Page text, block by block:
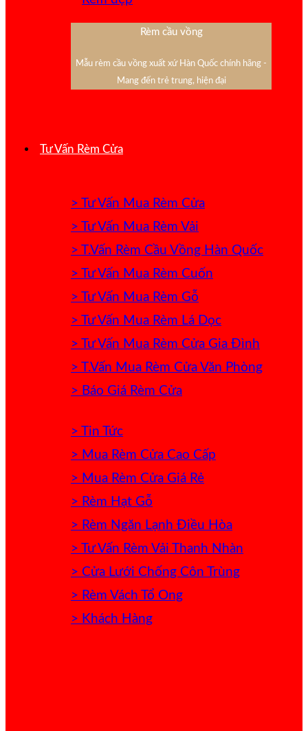
Rèm cầu vồng
Mẫu rèm cầu vồng xuất xứ Hàn Quốc chính hãng -
Mang đến trẻ trung, hiện đại
Tư Vấn Rèm Cửa
> Tư Vấn Mua Rèm Cửa
> Tư Vấn Mua Rèm Vải
> T.Vấn Rèm Cầu Vồng Hàn Quốc
> Tư Vấn Mua Rèm Cuốn
> Tư Vấn Mua Rèm Gỗ
> Tư Vấn Mua Rèm Lá Dọc
> Tư Vấn Mua Rèm Cửa Gia Đình
> T.Vấn Mua Rèm Cửa Văn Phòng
> Báo Giá Rèm Cửa
> Tin Tức
> Mua Rèm Cửa Cao Cấp
> Mua Rèm Cửa Giá Rẻ
> Rèm Hạt Gỗ
> Rèm Ngăn Lạnh Điều Hòa
> Tư Vấn Rèm Vải Thanh Nhàn
> Cửa Lưới Chống Côn Trùng
> Rèm Vách Tổ Ong
> Khách Hàng